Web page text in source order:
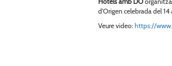
d'Origen celebrada del
Veure video:https://